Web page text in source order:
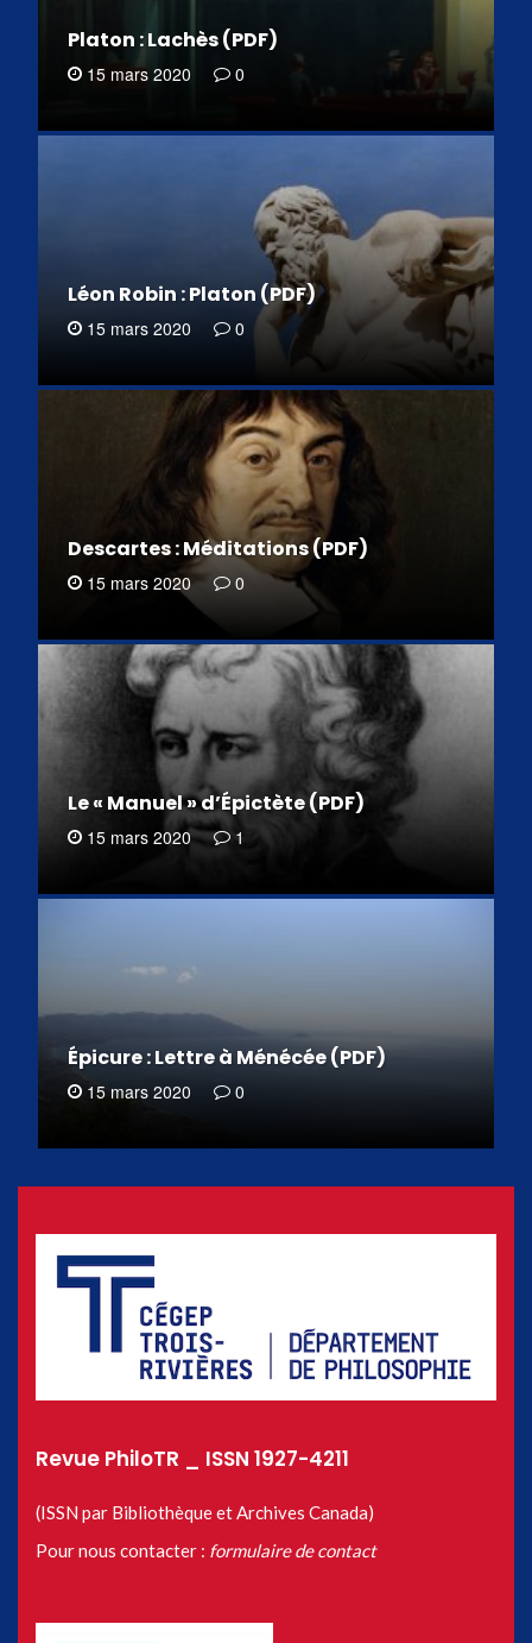
Platon : Lachès (PDF)
15 mars 2020 0
Léon Robin : Platon (PDF)
15 mars 2020 0
Descartes : Méditations (PDF)
15 mars 2020 0
Le « Manuel » d’Épictète (PDF)
15 mars 2020 1
Épicure : Lettre à Ménécée (PDF)
15 mars 2020 0
Revue PhiloTR _ ISSN 1927-4211
(ISSN par Bibliothèque et Archives Canada)
Pour nous contacter : formulaire de contact